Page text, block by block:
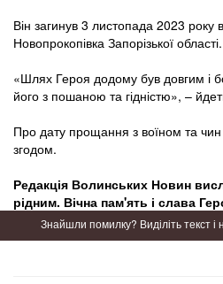
Він загинув 3 листопада 2023 року
Новопрокопівка Запорізької області.
«Шлях Героя додому був довгим і
його з пошаною та гідністю», –
Про дату прощання з воїном та
згодом.
Редакція Волинських Новин
рідним. Вічна пам'ять і слава
Знайшли помилку? Виділіть текст і